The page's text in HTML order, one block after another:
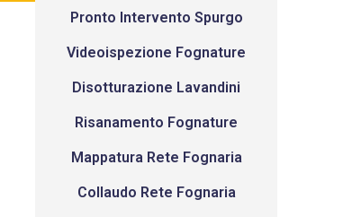
Pronto Intervento Spurgo
Videoispezione Fognature
Disotturazione Lavandini
Risanamento Fognature
Mappatura Rete Fognaria
Collaudo Rete Fognaria